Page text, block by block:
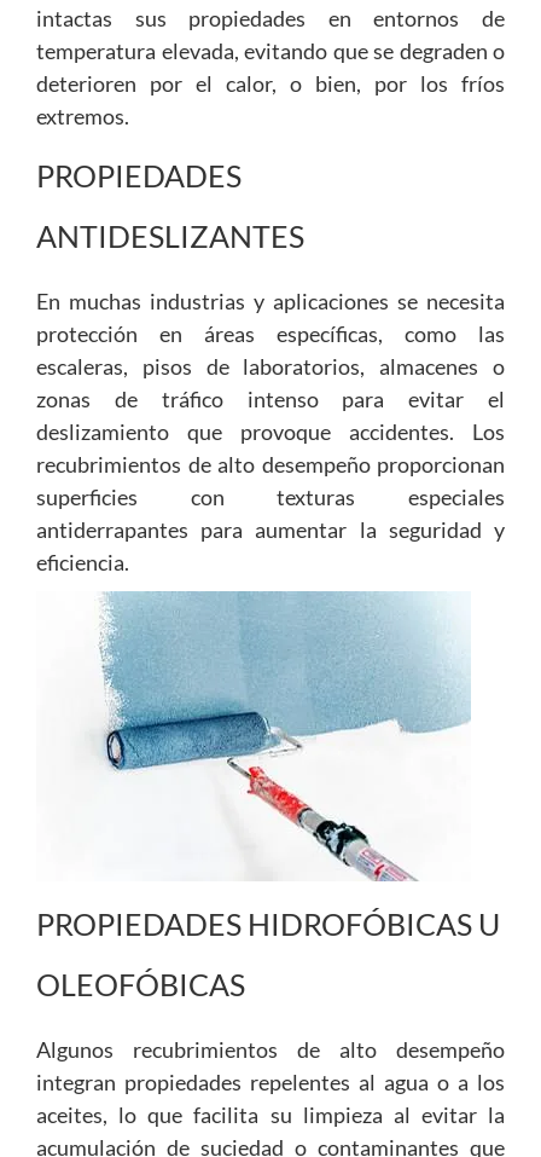
intactas sus propiedades en entornos de
temperatura elevada, evitando que se degraden o
deterioren por el calor, o bien, por los fríos
extremos.
PROPIEDADES
ANTIDESLIZANTES
En muchas industrias y aplicaciones se necesita
protección en áreas específicas, como las
escaleras, pisos de laboratorios, almacenes o
zonas de tráfico intenso para evitar el
deslizamiento que provoque accidentes. Los
recubrimientos de alto desempeño proporcionan
superficies con texturas especiales
antiderrapantes para aumentar la seguridad y
eficiencia.
PROPIEDADES HIDROFÓBICAS U
OLEOFÓBICAS
Algunos recubrimientos de alto desempeño
integran propiedades repelentes al agua o a los
aceites, lo que facilita su limpieza al evitar la
acumulación de suciedad o contaminantes que